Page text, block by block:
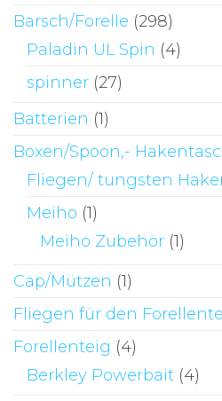
Barsch/Forelle (298)
Paladin UL Spin (4)
spinner (27)
Batterien (1)
Boxen/Spoon,-
Fliegen/ tungsten
Meiho (1)
Meiho Zubehör (1)
Cap/Mützen (1)
Fliegen für den
Forellenteig (4)
Berkley Powerbait (4)